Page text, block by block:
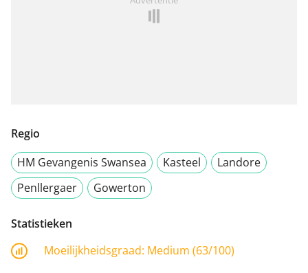
Regio
HM Gevangenis Swansea
Kasteel
Landore
Penllergaer
Gowerton
Statistieken
Moeilijkheidsgraad: Medium (63/100)